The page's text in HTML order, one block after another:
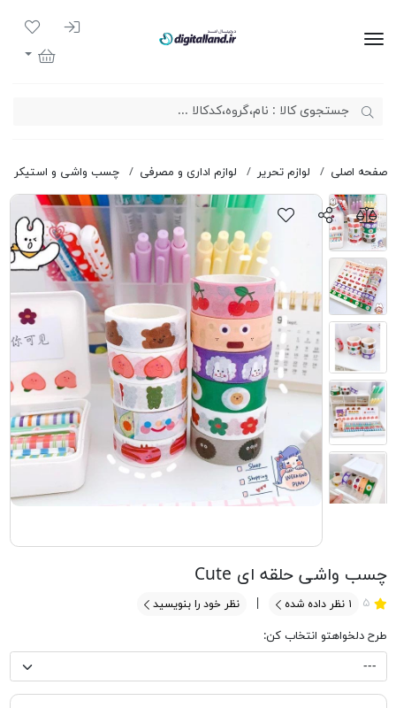
ورود به
لیست
سبد خرید
صفحه اصلی لوازم تحریر لوازم اداری و مصرفی چسب واشی و استیکر
چسب واشی حلقه ای Cute
۵ ۱ نظر داده شده نظر خود را بنویسید
طرح دلخواهتو انتخاب کن: